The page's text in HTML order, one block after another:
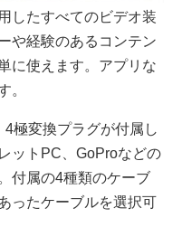
したすべてのビデオ装
や経験のあるコンテン
に使えます。アプリな
。
極変換プラグが付属し
ットPC、GoProなどの
付属の4種類のケーブ
ったケーブルを選択可